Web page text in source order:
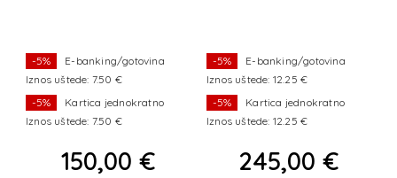
-5%
E-banking/gotovina
Iznos uštede: 7.50 €
-5%
Kartica jednokratno
Iznos uštede: 7.50 €
150,00 €
-5%
E-banking/gotovina
Iznos uštede: 12.25 €
-5%
Kartica jednokratno
Iznos uštede: 12.25 €
245,00 €